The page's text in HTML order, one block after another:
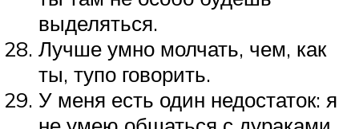
выделяться.
Лучше умно молчать, чем, как
ты, тупо говорить.
У меня есть один недостаток: я